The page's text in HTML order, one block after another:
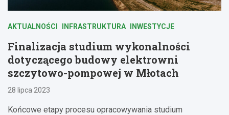
AKTUALNOŚCI INFRASTRUKTURA INWESTYCJE
Finalizacja studium wykonalności
dotyczącego budowy elektrowni
szczytowo-pompowej w Młotach
28 lipca 2023
Końcowe etapy procesu opracowywania studium